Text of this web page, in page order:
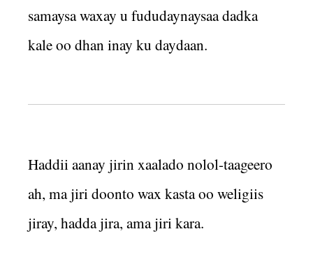
samaysa waxay u fududaynaysaa dadka
kale oo dhan inay ku daydaan.
Haddii aanay jirin xaalado nolol-taageero
ah, ma jiri doonto wax kasta oo weligiis
jiray, hadda jira, ama jiri kara.